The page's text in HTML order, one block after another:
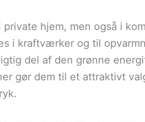
hjem, men også i
i kraftværker og til
del af den grønne
gør dem til et attraktivt